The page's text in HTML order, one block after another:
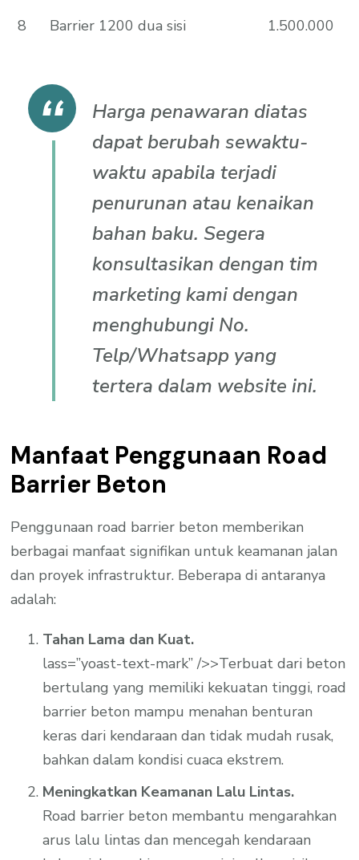
8
Barrier 1200 dua sisi 1.500.000
Harga penawaran diatas
dapat berubah sewaktu-
waktu apabila terjadi
penurunan atau kenaikan
bahan baku. Segera
konsultasikan dengan tim
marketing kami dengan
menghubungi No.
Telp/Whatsapp yang
tertera dalam website ini.
Manfaat Penggunaan Road
Barrier Beton
Penggunaan road barrier beton memberikan
berbagai manfaat signifikan untuk keamanan jalan
dan proyek infrastruktur. Beberapa di antaranya
adalah:
Tahan Lama dan Kuat.
lass=”yoast-text-mark” />>Terbuat dari beton
bertulang yang memiliki kekuatan tinggi, road
barrier beton mampu menahan benturan
keras dari kendaraan dan tidak mudah rusak,
bahkan dalam kondisi cuaca ekstrem.
Meningkatkan Keamanan Lalu Lintas.
Road barrier beton membantu mengarahkan
arus lalu lintas dan mencegah kendaraan